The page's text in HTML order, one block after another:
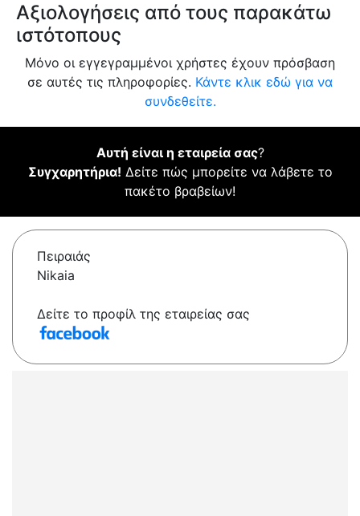
Αξιολογήσεις από τους παρακάτω
ιστότοπους
Μόνο οι εγγεγραμμένοι χρήστες έχουν πρόσβαση
σε αυτές τις πληροφορίες. Κάντε κλικ εδώ για να
συνδεθείτε.
Αυτή είναι η εταιρεία σας?
Συγχαρητήρια! Δείτε πώς μπορείτε να λάβετε το
πακέτο βραβείων!
Πειραιάς
Nikaia
Δείτε το προφίλ της εταιρείας σας